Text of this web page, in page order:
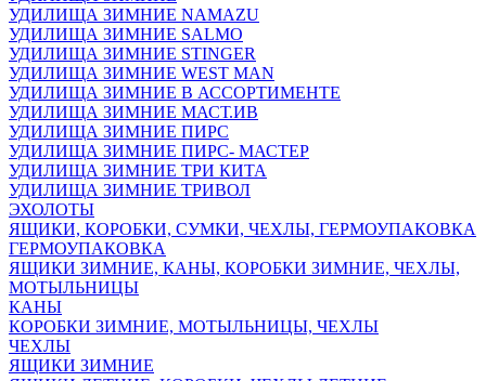
УДИЛИЩА ЗИМНИЕ NAMAZU
УДИЛИЩА ЗИМНИЕ SALMO
УДИЛИЩА ЗИМНИЕ STINGER
УДИЛИЩА ЗИМНИЕ WEST MAN
УДИЛИЩА ЗИМНИЕ В АССОРТИМЕНТЕ
УДИЛИЩА ЗИМНИЕ МАСТ.ИВ
УДИЛИЩА ЗИМНИЕ ПИРС
УДИЛИЩА ЗИМНИЕ ПИРС- МАСТЕР
УДИЛИЩА ЗИМНИЕ ТРИ КИТА
УДИЛИЩА ЗИМНИЕ ТРИВОЛ
ЭХОЛОТЫ
ЯЩИКИ, КОРОБКИ, СУМКИ, ЧЕХЛЫ, ГЕРМОУПАКОВКА
ГЕРМОУПАКОВКА
ЯЩИКИ ЗИМНИЕ, КАНЫ, КОРОБКИ ЗИМНИЕ, ЧЕХЛЫ,
МОТЫЛЬНИЦЫ
КАНЫ
КОРОБКИ ЗИМНИЕ, МОТЫЛЬНИЦЫ, ЧЕХЛЫ
ЧЕХЛЫ
ЯЩИКИ ЗИМНИЕ